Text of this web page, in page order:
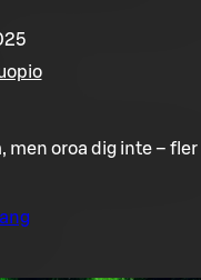
men oroa dig inte – fler